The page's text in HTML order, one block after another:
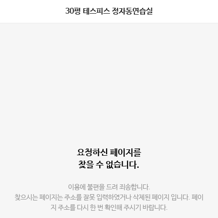
30평 테스피스 정자동연습실
요청하신 페이지를
찾을 수 없습니다.
이용에 불편을 드려 죄송합니다.
찾으시는 페이지는 주소를 잘못 입력하였거나 삭제된 페이지 입니다. 페이
지 주소를 다시 한 번 확인해 주시기 바랍니다.